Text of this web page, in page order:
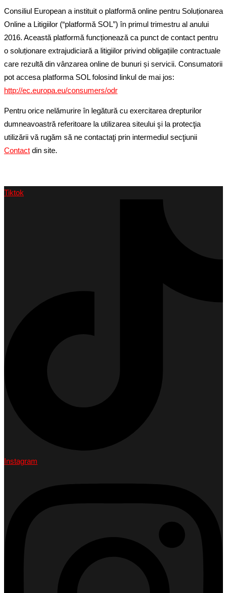
Consiliul European a instituit o platformă online pentru Soluționarea
Online a Litigiilor (“platformă SOL”) în primul trimestru al anului
2016. Această platformă funcționează ca punct de contact pentru
o soluționare extrajudiciară a litigiilor privind obligațiile contractuale
care rezultă din vânzarea online de bunuri și servicii. Consumatorii
pot accesa platforma SOL folosind linkul de mai jos:
http://ec.europa.eu/consumers/odr
Pentru orice nelămurire în legătură cu exercitarea drepturilor
dumneavoastră referitoare la utilizarea siteului şi la protecţia
utilizării vă rugăm să ne contactaţi prin intermediul secţiunii
Contact din site.
Tiktok
Instagram